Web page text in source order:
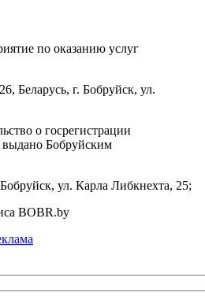
по оказанию услуг
Беларусь, г. Бобруйск, ул.
о госрегистрации
Бобруйским
ул. Карла Либкнехта, 25;
BOBR.by